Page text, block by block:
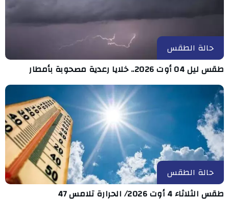
حالة الطقس
طقس ليل 04 أوت 2026.. خلايا رعدية مصحوبة بأمطار
حالة الطقس
طقس الثلاثاء 4 أوت 2026/ الحرارة تلامس 47